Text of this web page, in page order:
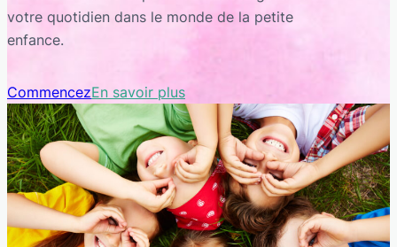
votre quotidien dans le monde de la petite
enfance.
CommencezEn savoir plus